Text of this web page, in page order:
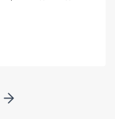
Go to next page